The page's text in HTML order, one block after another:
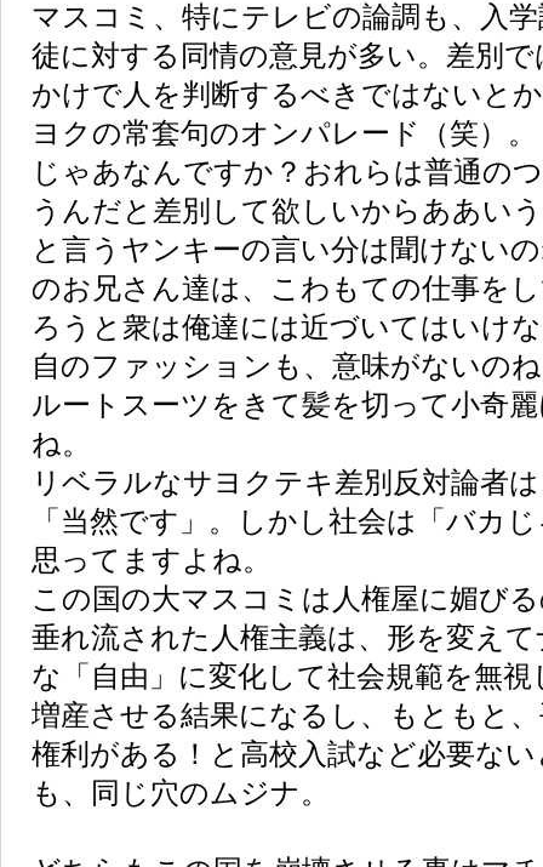
マスコミ、特にテレビの論調も、入
徒に対する同情の意見が多い。差別
かけで人を判断するべきではないと
ヨクの常套句のオンパレード（笑）。
じゃあなんですか？おれらは普通の
うんだと差別して欲しいからああい
と言うヤンキーの言い分は聞けない
のお兄さん達は、こわもての仕事を
ろうと衆は俺達には近づいてはいけ
自のファッションも、意味がないの
ルートスーツをきて髪を切って小奇
ね。
リベラルなサヨクテキ差別反対論者
「当然です」。しかし社会は「バカ
思ってますよね。
この国の大マスコミは人権屋に媚び
垂れ流された人権主義は、形を変え
な「自由」に変化して社会規範を無
増産させる結果になるし、もともと
権利がある！と高校入試など必要な
も、同じ穴のムジナ。